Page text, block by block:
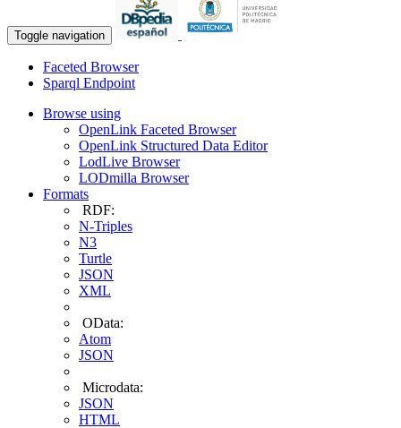
Toggle navigation
Faceted Browser
Sparql Endpoint
Browse using
OpenLink Faceted Browser
OpenLink Structured Data Editor
LodLive Browser
LODmilla Browser
Formats
RDF:
N-Triples
N3
Turtle
JSON
XML
OData:
Atom
JSON
Microdata:
JSON
HTML